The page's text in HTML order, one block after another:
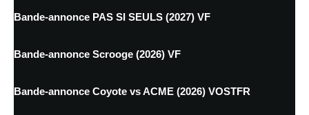
Bande-annonce PAS SI SEULS (2027) VF
Bande-annonce Scrooge (2026) VF
Bande-annonce Coyote vs ACME (2026) VOSTFR